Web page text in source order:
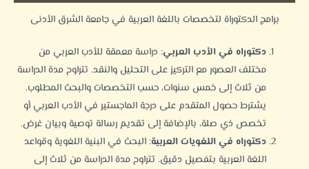
برامج الدكتوراة لتخصصات باللغة العربية في جامعة الشرق الأدنى
دكتوراه في الأدب العربي: دراسة معمقة للأدب العربي من
مختلف العصور مع التركيز على التحليل والنقد. تتراوح مدة الدراسة
من ثلاث إلى خمس سنوات، حسب التخصصات والبحث المطلوب.
يشترط حصول المتقدم على درجة الماجستير في الأدب العربي أو
تخصص ذي صلة، بالإضافة إلى تقديم رسالة توصية وبيان غرض.
دكتوراه في اللغويات العربية: البحث في البنية اللغوية وقواعد
اللغة العربية بتفصيل دقيق. تتراوح مدة الدراسة من ثلاث إلى